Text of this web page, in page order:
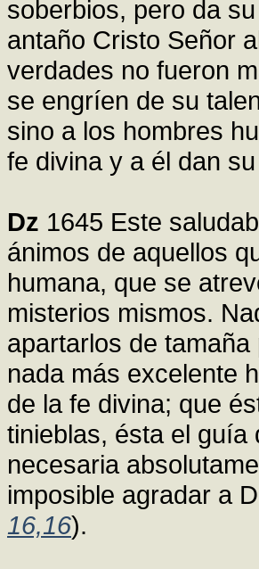
soberbios, pero da
antaño Cristo Señor
verdades no fueron
se engríen de su
sino a los hombres
fe divina y a él dan
Dz 1645 Este
ánimos de aquellos
humana, que se
misterios mismos.
apartarlos de
nada más excelente
de la fe divina; que
tinieblas, ésta el guía
necesaria
imposible agradar a
16,16).